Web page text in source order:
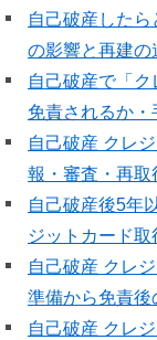
自己破産した
の影響と再建の
自己破産で「
免責されるか
自己破産 クレ
報・審査・再取
自己破産後5年
ジットカード
自己破産 クレ
準備から免責
自己破産 クレ